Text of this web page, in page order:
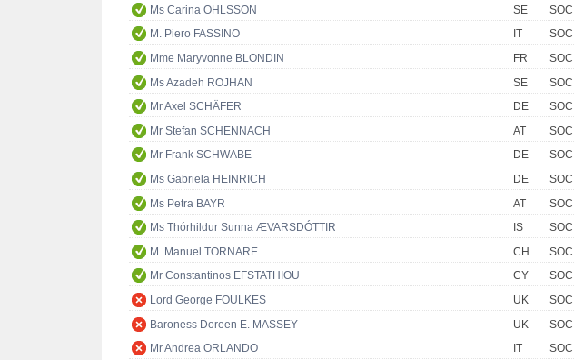
Ms Carina OHLSSON
SE
SOC
M. Piero FASSINO
IT
SOC
Mme Maryvonne BLONDIN
FR
SOC
Ms Azadeh ROJHAN
SE
SOC
Mr Axel SCHÄFER
DE
SOC
Mr Stefan SCHENNACH
AT
SOC
Mr Frank SCHWABE
DE
SOC
Ms Gabriela HEINRICH
DE
SOC
Ms Petra BAYR
AT
SOC
Ms Thórhildur Sunna ÆVARSDÓTTIR
IS
SOC
M. Manuel TORNARE
CH
SOC
Mr Constantinos EFSTATHIOU
CY
SOC
Lord George FOULKES
UK
SOC
Baroness Doreen E. MASSEY
UK
SOC
Mr Andrea ORLANDO
IT
SOC